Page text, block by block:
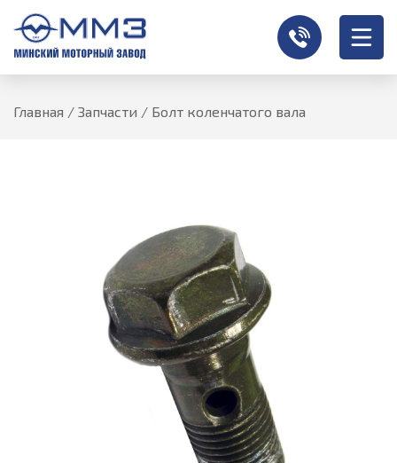
Главная / Запчасти / Болт коленчатого вала